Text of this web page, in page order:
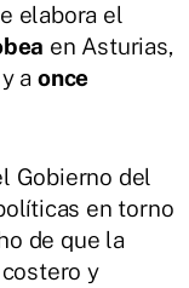
elabora el
en Asturias,
a once
Gobierno del
en torno
de que la
y